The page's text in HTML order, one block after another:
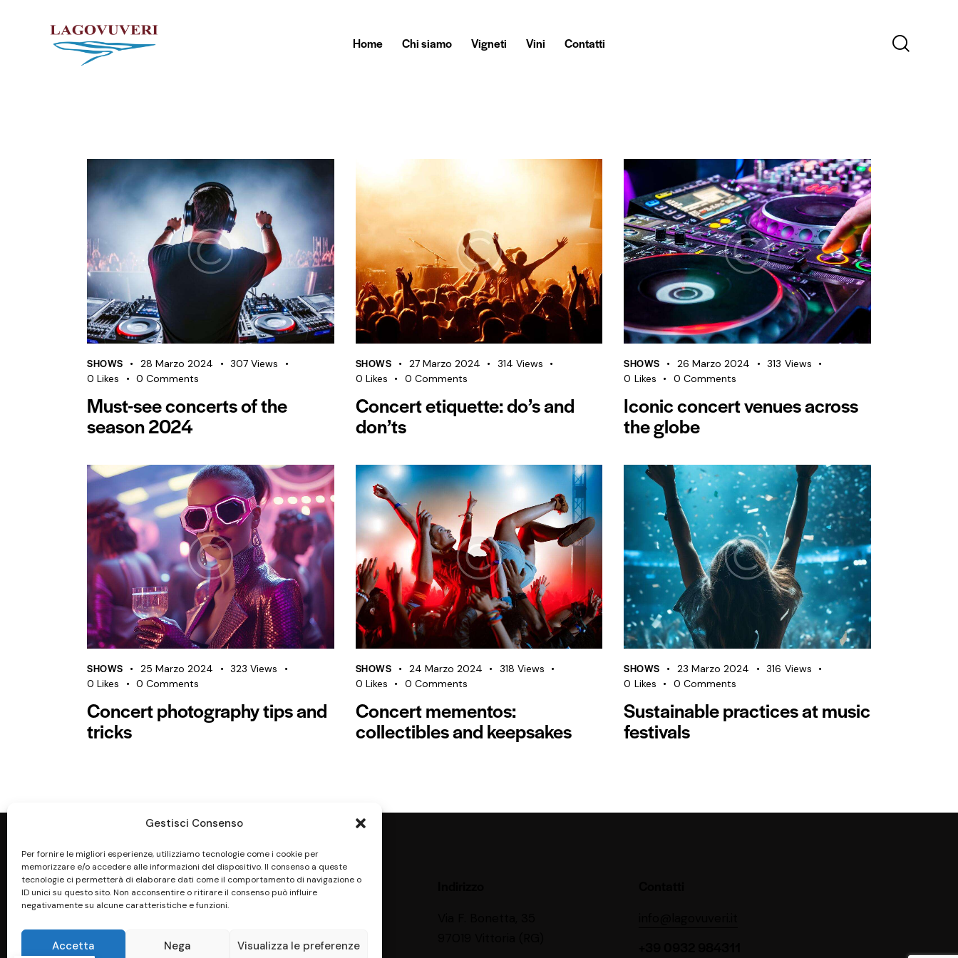
Gestisci Consenso
Per fornire le migliori esperienze, utilizziamo tecnologie come i cookie per
memorizzare e/o accedere alle informazioni del dispositivo. Il consenso a queste
tecnologie ci permetterà di elaborare dati come il comportamento di navigazione o
ID unici su questo sito. Non acconsentire o ritirare il consenso può influire
negativamente su alcune caratteristiche e funzioni.
Accetta Nega Visualizza le preferenze
Home Chi siamo Vigneti Vini Contatti
SHOWS 28 Marzo 2024 307 Views
0 Likes 0 Comments
Must-see concerts of the
season 2024
SHOWS 27 Marzo 2024 314 Views
0 Likes 0 Comments
Concert etiquette: do’s and
don’ts
SHOWS 26 Marzo 2024 313 Views
0 Likes 0 Comments
Iconic concert venues across
the globe
SHOWS 25 Marzo 2024 323 Views
0 Likes 0 Comments
Concert photography tips and
tricks
SHOWS 24 Marzo 2024 318 Views
0 Likes 0 Comments
Concert mementos:
collectibles and keepsakes
SHOWS 23 Marzo 2024 316 Views
0 Likes 0 Comments
Sustainable practices at music
festivals